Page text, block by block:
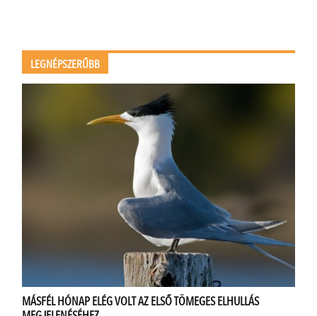
LEGNÉPSZERŰBB